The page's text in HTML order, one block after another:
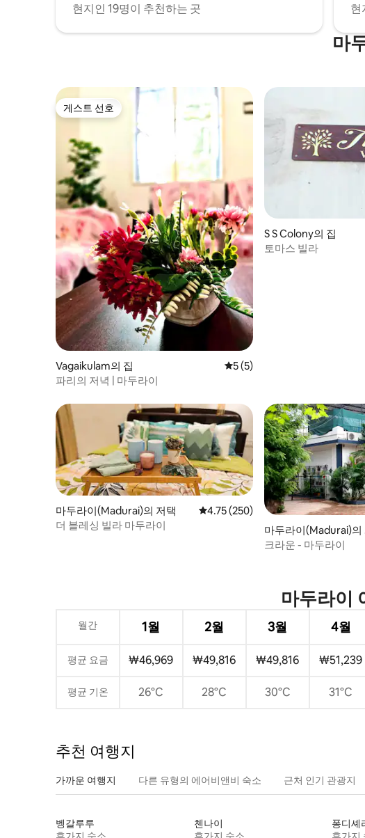
현지인 19명이 추천하는 곳
현
마
게스트 선호
게스트 선호
Vagaikulam의 집 평점 5점(5점 만점), 후기 5개
5 (5)
파리의 저녁 | 마두라이
S S Colony의 집
토마스 빌라
마두라이(Madurai)의 저택 평점 4.75점(5점 만점), 후기 250개
4.75 (250)
더 블레싱 빌라 마두라이
마두라이(Madurai)의
용 별채
크라운 - 마두라이
마두라이
월간 1월 2월 3월 4월
평균 요금 ₩46,969 ₩49,816 ₩49,816 ₩51,239
평균 기온 26°C 28°C 30°C 31°C
추천 여행지
가까운 여행지 다른 유형의 에어비앤비 숙소 근처 인기 관광지
벵갈루루
첸나이
퐁디셰